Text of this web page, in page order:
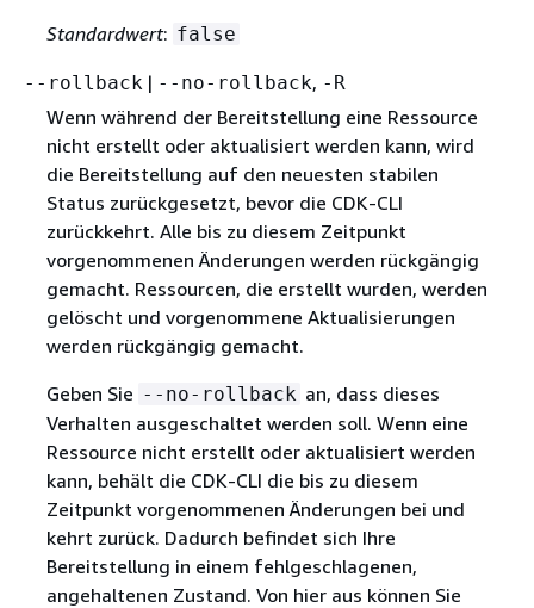
Standardwert: false
--rollback | --no-rollback, -R
Wenn während der Bereitstellung eine Ressource
nicht erstellt oder aktualisiert werden kann, wird
die Bereitstellung auf den neuesten stabilen
Status zurückgesetzt, bevor die CDK-CLI
zurückkehrt. Alle bis zu diesem Zeitpunkt
vorgenommenen Änderungen werden rückgängig
gemacht. Ressourcen, die erstellt wurden, werden
gelöscht und vorgenommene Aktualisierungen
werden rückgängig gemacht.
Geben Sie --no-rollback an, dass dieses
Verhalten ausgeschaltet werden soll. Wenn eine
Ressource nicht erstellt oder aktualisiert werden
kann, behält die CDK-CLI die bis zu diesem
Zeitpunkt vorgenommenen Änderungen bei und
kehrt zurück. Dadurch befindet sich Ihre
Bereitstellung in einem fehlgeschlagenen,
angehaltenen Zustand. Von hier aus können Sie